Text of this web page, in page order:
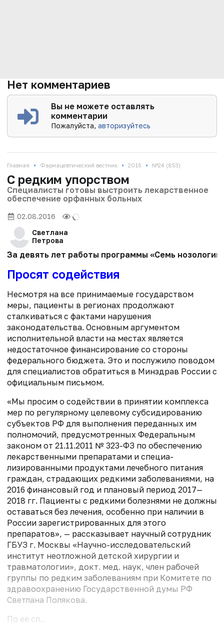
Нет комментариев
Вы не можете оставлять
комментарии
Пожалуйста,авторизуйтесь
Главная • Фармацевтический вестник • 2016 • №24 (853)
С редким упорством
Специалисты готовы выстроить лекарственное
обеспечение орфанных больных
02.08.2016
Светлана
Петрова
За девять лет работы программы «Семь
Просят содействия
Несмотря на все принимаемые государством
меры, пациенты в регионах продолжают
сталкиваться с фактами нарушения
законодательства. Основным аргументом
исполнительной власти на местах является
недостаточное финансирование со стороны
федерального бюджета. Это и послужило поводом
для специалистов обратиться в Минздрав России с
официальным письмом.
«Мы просим о содействии в принятии комплекса
мер по регулярному целевому субсидированию
субъектов РФ для выполнения переданных им
полномочий, предусмотренных Федеральным
законом от 21.11.2011 № 323-ФЗ по обеспечению
лекарственными препаратами и специа­
лизированными продуктами лечебного питания
граждан, страдающих редкими заболеваниями, на
2016 финансовый год и плановый период 2017—
2018 гг. Пациенты с редкими болезнями не должны
оставаться без лечения, особенно при наличии в
России зарегистрированных для этого
препаратов», — рассказывает научный сотрудник
ГБУЗ г. Москвы «Научно-исследовательский
институт неотложной детской хирургии и
травматологии», докт. мед. наук, член рабочей
группы по редким заболеваниям при Комитете по
здравоохранению Государственной думы РФ
Светлана Полякова.
По ее сл...